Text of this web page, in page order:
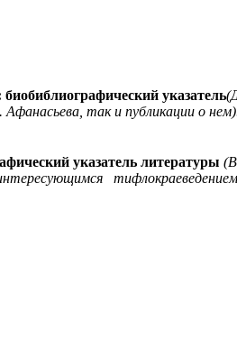
биобиблиографический указатель
так и публикации о
указатель литературы